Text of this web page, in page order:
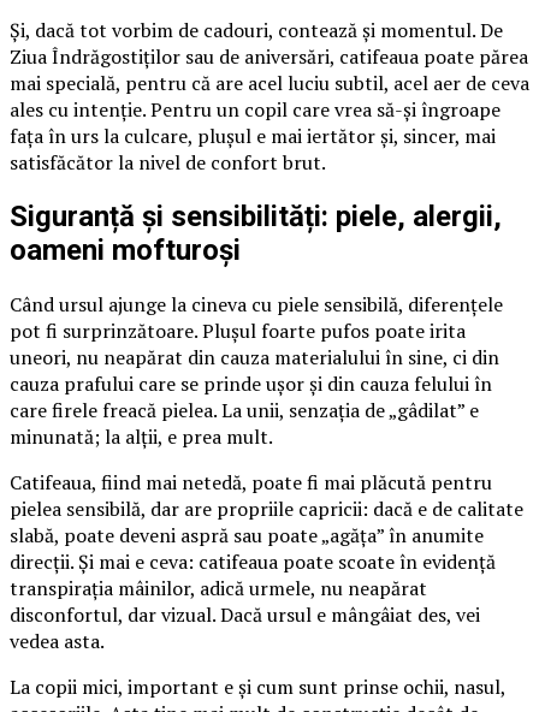
Și, dacă tot vorbim de cadouri, contează și momentul. De
Ziua Îndrăgostiților sau de aniversări, catifeaua poate părea
mai specială, pentru că are acel luciu subtil, acel aer de ceva
ales cu intenție. Pentru un copil care vrea să-și îngroape
fața în urs la culcare, plușul e mai iertător și, sincer, mai
satisfăcător la nivel de confort brut.
Siguranță și sensibilități: piele, alergii,
oameni mofturoși
Când ursul ajunge la cineva cu piele sensibilă, diferențele
pot fi surprinzătoare. Plușul foarte pufos poate irita
uneori, nu neapărat din cauza materialului în sine, ci din
cauza prafului care se prinde ușor și din cauza felului în
care firele freacă pielea. La unii, senzația de „gâdilat” e
minunată; la alții, e prea mult.
Catifeaua, fiind mai netedă, poate fi mai plăcută pentru
pielea sensibilă, dar are propriile capricii: dacă e de calitate
slabă, poate deveni aspră sau poate „agăța” în anumite
direcții. Și mai e ceva: catifeaua poate scoate în evidență
transpirația mâinilor, adică urmele, nu neapărat
disconfortul, dar vizual. Dacă ursul e mângâiat des, vei
vedea asta.
La copii mici, important e și cum sunt prinse ochii, nasul,